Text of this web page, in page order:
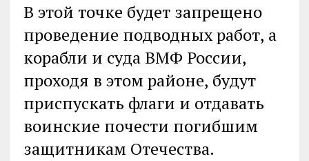
В этой точке будет запрещено
проведение подводных работ, а
корабли и суда ВМФ России,
проходя в этом районе, будут
приспускать флаги и отдавать
воинские почести погибшим
защитникам Отечества.